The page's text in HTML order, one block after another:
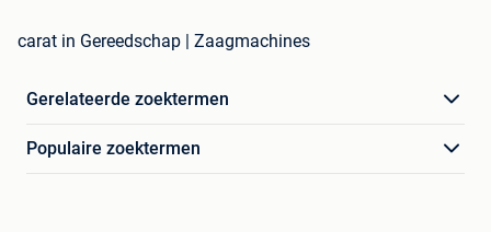
carat in Gereedschap | Zaagmachines
Gerelateerde zoektermen
Populaire zoektermen